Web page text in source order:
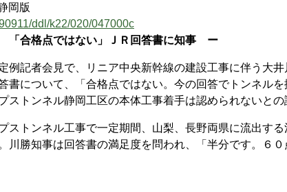
岡版
ddl/k22/020/047000c
合格点ではない」ＪＲ回答書に知事 ー
記者会見で、リニア中央新幹線の建設工事に伴う大井
書について、「合格点ではない。今の回答でトンネル
ストンネル静岡工区の本体工事着手は認められないとの
トンネル工事で一定期間、山梨、長野両県に流出す
川勝知事は回答書の満足度を問われ、「半分です。６